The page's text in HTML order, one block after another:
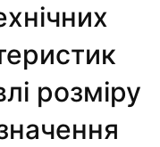
розміру